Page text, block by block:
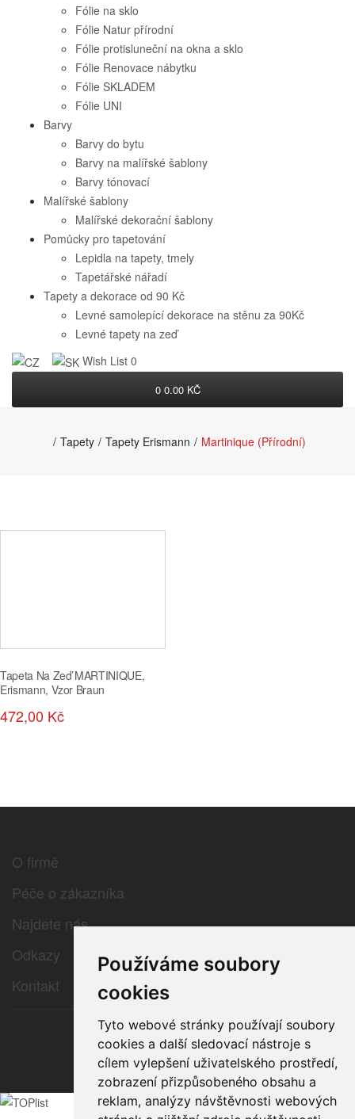
Používáme soubory
cookies
Tyto webové stránky používají soubory
cookies a další sledovací nástroje s
cílem vylepšení uživatelského prostředí,
zobrazení přizpůsobeného obsahu a
reklam, analýzy návštěvnosti webových
Fólie na sklo
Fólie Natur přírodní
Fólie protisluneční na okna a sklo
Fólie Renovace nábytku
Fólie SKLADEM
Fólie UNI
Barvy
Barvy do bytu
Barvy na malířské šablony
Barvy tónovací
Malířské šablony
Malířské dekorační šablony
Pomůcky pro tapetování
Lepidla na tapety, tmely
Tapetářské nářadí
Tapety a dekorace od 90 Kč
Levné samolepící dekorace na stěnu za 90Kč
Levné tapety na zeď
Wish List 0
0 0.00 KČ
Tapety Tapety Erismann Martinique (přírodní)
Tapeta Na Zeď MARTINIQUE,
Erismann, Vzor Braun
472,00 Kč
O firmě
Péče o zákazníka
Najdete nás
Odkazy
Kontakt
© 2026 e-color.cz